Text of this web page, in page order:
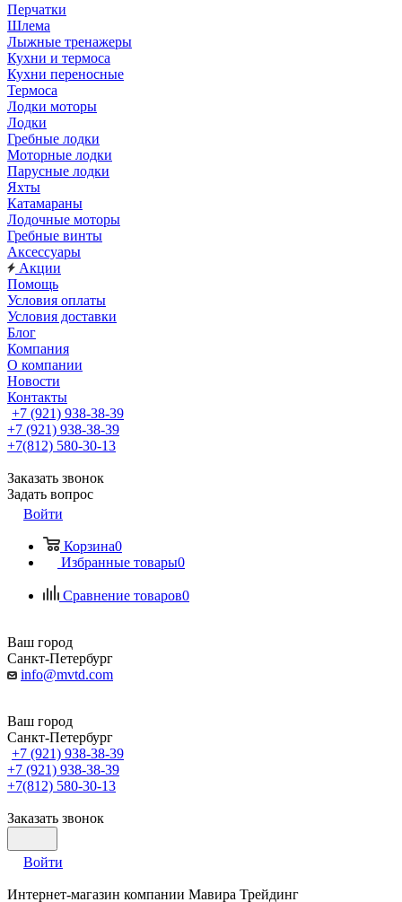
Перчатки
Шлема
Лыжные тренажеры
Кухни и термоса
Кухни переносные
Термоса
Лодки моторы
Лодки
Гребные лодки
Моторные лодки
Парусные лодки
Яхты
Катамараны
Лодочные моторы
Гребные винты
Аксессуары
Акции
Помощь
Условия оплаты
Условия доставки
Блог
Компания
О компании
Новости
Контакты
+7 (921) 938-38-39
+7 (921) 938-38-39
+7(812) 580-30-13
Заказать звонок
Задать вопрос
Войти
Корзина0
Избранные товары0
Сравнение товаров0
Ваш город
Санкт-Петербург
info@mvtd.com
Ваш город
Санкт-Петербург
+7 (921) 938-38-39
+7 (921) 938-38-39
+7(812) 580-30-13
Заказать звонок
Войти
Интернет-магазин компании Мавира Трейдинг